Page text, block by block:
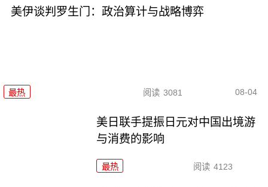
美伊谈判罗生门：政治算计与战略博弈
最热 阅读 3081 08-04
美日联手提振日元对中国出境游
与消费的影响
最热 阅读 4123